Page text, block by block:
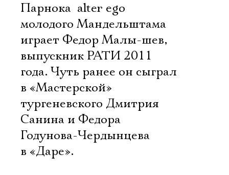
Парнока  alter ego
молодого Мандельштама 
играет Федор Малы-шев,
выпускник РАТИ 2011
года. Чуть ранее он сыграл
в «Мастерской»
тургеневского Дмитрия
Санина и Федора
Годунова-Чердынцева
в «Даре».